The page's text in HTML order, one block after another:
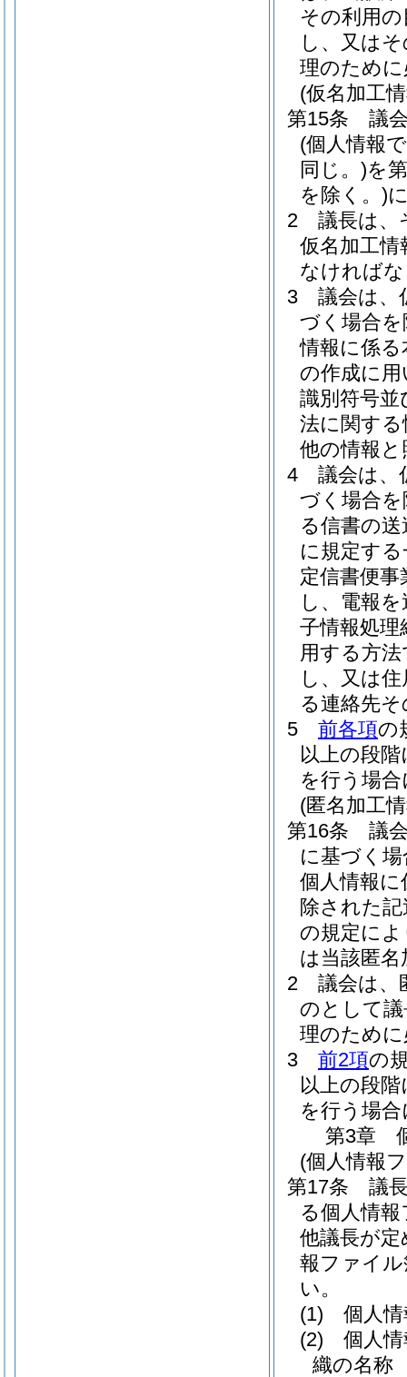
その利用
し、又は
理のため
(仮名加工
第15条
議
(個人情報
同じ。)を
を除く。)
2
議長は、
仮名加工
なければ
3
議会は、
づく場合
情報に係
の作成に
識別符号
法に関す
他の情報
4
議会は、
づく場合
る信書の
に規定す
定信書便
し、電報
子情報処
用する方
し、又は
る連絡先
5
前各項の
以上の段
を行う場
(匿名加工
第16条
議
に基づく
個人情報
除された
の規定に
は当該匿
2
議会は、
のとして
理のため
3
前2項の
以上の段
を行う場
第3章
(個人情報
第17条
議
る個人情
他議長が
報ファイ
い。
(1)
個人
(2)
個人
織の名称